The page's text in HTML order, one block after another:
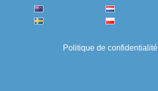
Politique de confidentialité